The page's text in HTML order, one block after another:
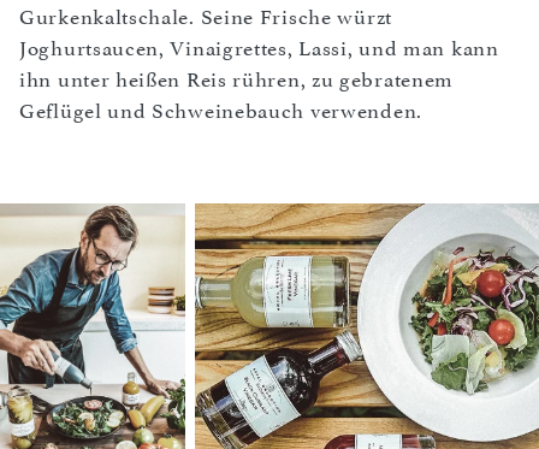
Gurkenkaltschale. Seine Frische würzt
Joghurtsaucen, Vinaigrettes, Lassi, und man kann
ihn unter heißen Reis rühren, zu gebratenem
Geflügel und Schweinebauch verwenden.